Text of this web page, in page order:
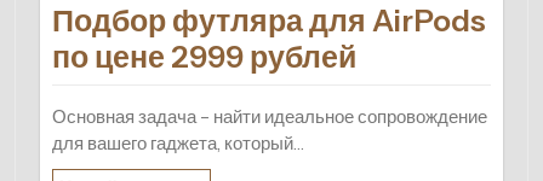
Подбор футляра для AirPods
по цене 2999 рублей
Основная задача – найти идеальное сопровождение
для вашего гаджета, который…